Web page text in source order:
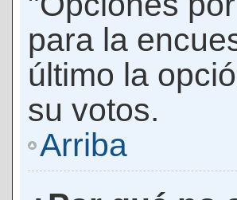
para la
último la
su votos.
Arriba